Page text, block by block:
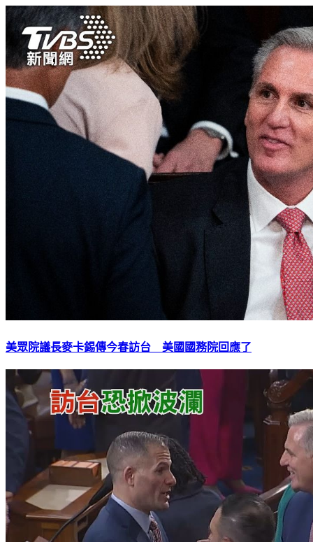
美眾院議長麥卡錫傳今春訪台 美國國務院回應了